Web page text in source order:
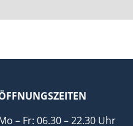
– Fr: 06.30 – 22.30 Uhr